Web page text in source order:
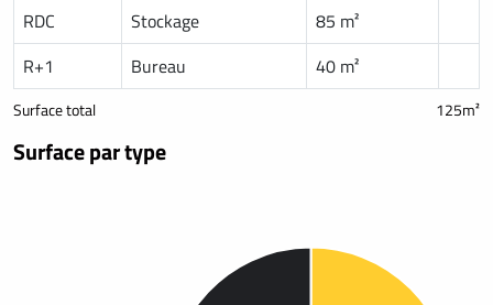
RDC Stockage
85 m²
R+1
Bureau 40 m²
Surface total 125m²
Surface par type